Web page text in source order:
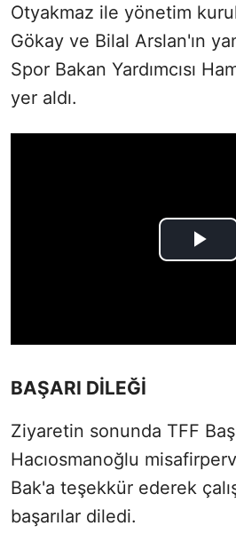
Otyakmaz ile yönetim
Gökay ve Bilal Arslan'ın
Spor Bakan Yardımcısı
yer aldı.
BAŞARI DİLEĞİ
Ziyaretin sonunda TFF
Hacıosmanoğlu
Bak'a teşekkür ederek
başarılar diledi.